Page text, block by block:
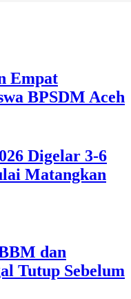
Empat
BPSDM Aceh
Digelar 3-6
Matangkan
dan
Tutup Sebelum